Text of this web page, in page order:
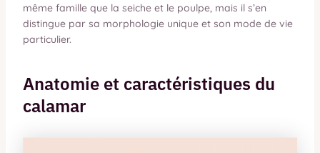
même famille que la seiche et le poulpe, mais il s’en
distingue par sa morphologie unique et son mode de vie
particulier.
Anatomie et caractéristiques du
calamar